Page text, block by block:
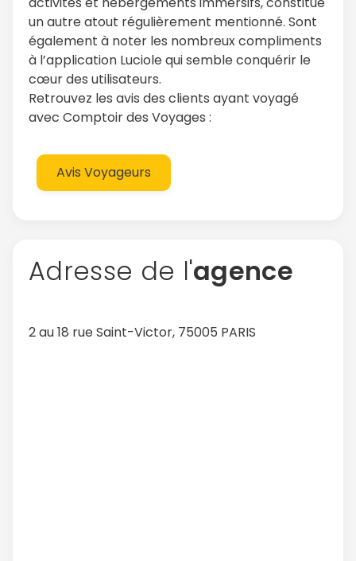
un autre atout régulièrement mentionné. Sont
également à noter les nombreux compliments
à l’application Luciole qui semble conquérir le
cœur des utilisateurs.
Retrouvez les avis des clients ayant voyagé
avec Comptoir des Voyages :
Avis Voyageurs
Adresse de l'agence
2 au 18 rue Saint-Victor, 75005 PARIS